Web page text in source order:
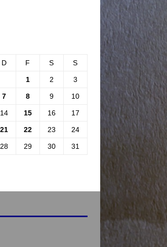
D F S S
1 2 3
7 8 9 10
14 15 16 17
21 22 23 24
28 29 30
31